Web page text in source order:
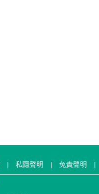
私隱聲明 免責聲明